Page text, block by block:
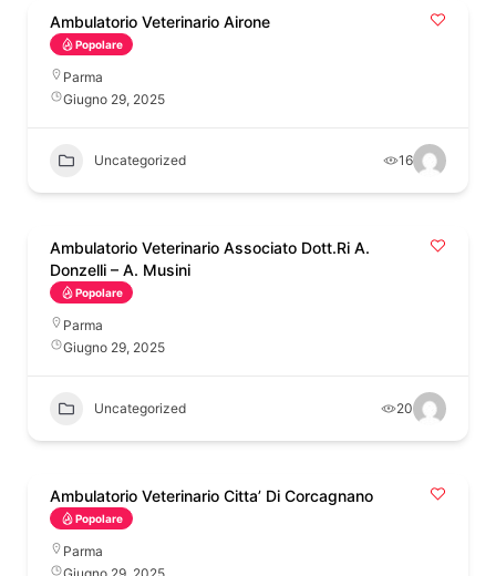
Ambulatorio Veterinario Airone
Popolare
Parma
Giugno 29, 2025
Uncategorized 16
Ambulatorio Veterinario Associato Dott.Ri A.
Donzelli – A. Musini
Popolare
Parma
Giugno 29, 2025
Uncategorized 20
Ambulatorio Veterinario Citta’ Di Corcagnano
Popolare
Parma